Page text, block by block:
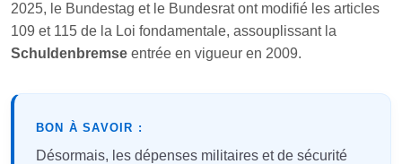
2025, le Bundestag et le Bundesrat ont modifié les articles
109 et 115 de la Loi fondamentale, assouplissant la
Schuldenbremse entrée en vigueur en 2009.
BON À SAVOIR :
Désormais, les dépenses militaires et de sécurité